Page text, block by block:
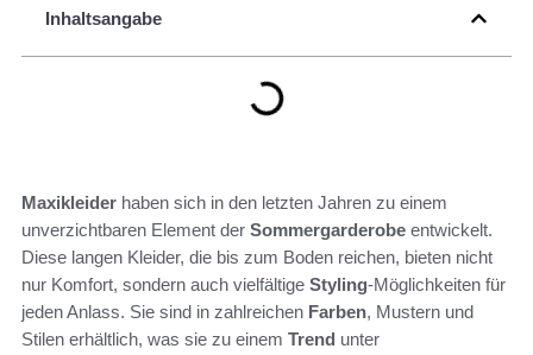
Inhaltsangabe
Maxikleider haben sich in den letzten Jahren zu einem
unverzichtbaren Element der Sommergarderobe entwickelt.
Diese langen Kleider, die bis zum Boden reichen, bieten nicht
nur Komfort, sondern auch vielfältige Styling-Möglichkeiten für
jeden Anlass. Sie sind in zahlreichen Farben, Mustern und
Stilen erhältlich, was sie zu einem Trend unter